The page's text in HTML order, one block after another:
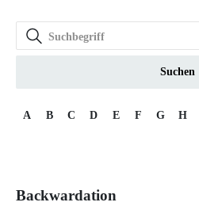
Suchen
A B C D E F G H
Backwardation